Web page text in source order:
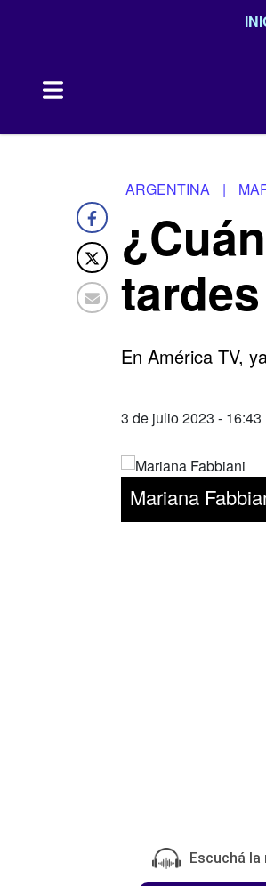
ARGENTINA |
En América TV,
3 de julio 2023 - 16:43
Mariana
Escuchá